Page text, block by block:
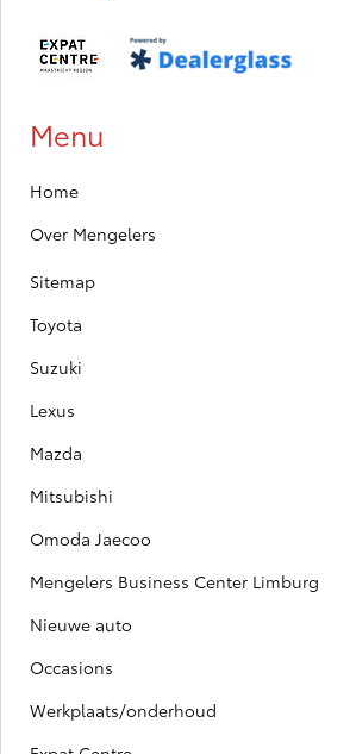
Menu
Home
Over Mengelers
Sitemap
Toyota
Suzuki
Lexus
Mazda
Mitsubishi
Omoda Jaecoo
Mengelers Business Center Limburg
Nieuwe auto
Occasions
Werkplaats/onderhoud